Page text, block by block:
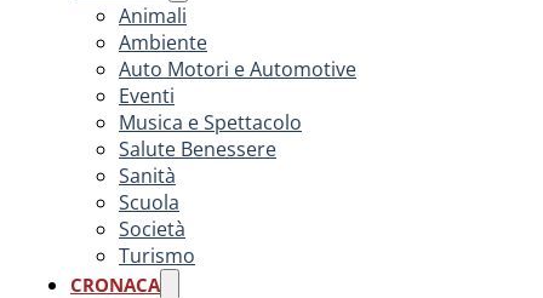
Animali
Ambiente
Auto Motori e Automotive
Eventi
Musica e Spettacolo
Salute Benessere
Sanità
Scuola
Società
Turismo
CRONACA